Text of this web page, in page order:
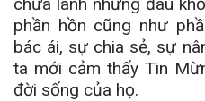
phần hồn cũng như
bác ái, sự chia sẻ, sự
ta mới cảm thấy Tin
đời sống của họ.